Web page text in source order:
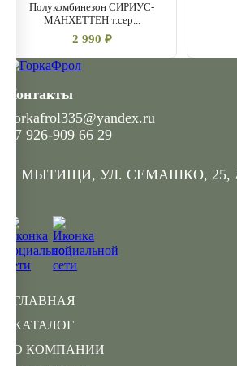
Полукомбинезон СИРИУС-
МАНХЕТТЕН т.сер...
2 990 ₽
ГЛАВНАЯ
КАТАЛОГ
О КОМПАНИИ
Контакты
gorkafrol335@yandex.ru
+7 926-909 66 29
Г. МЫТИЩИ, УЛ. СЕМАШКО, 25,